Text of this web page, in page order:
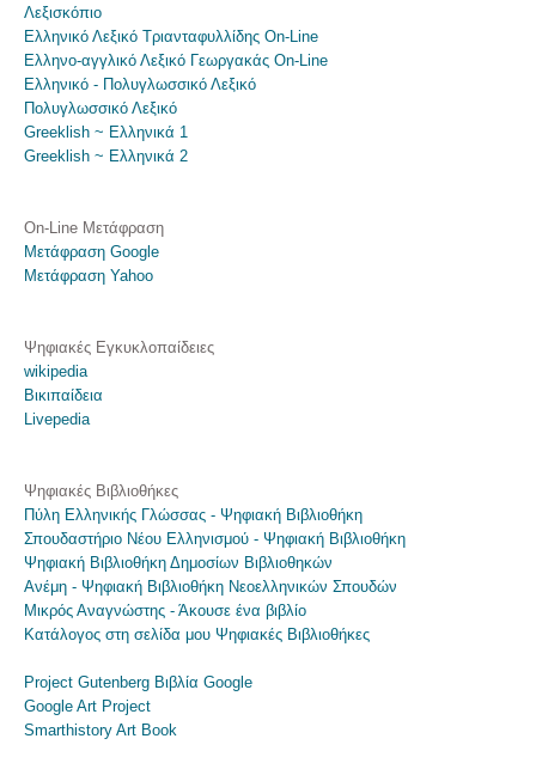
Λεξισκόπιο
Ελληνικό Λεξικό Τριανταφυλλίδης On-Line
Ελληνο-αγγλικό Λεξικό Γεωργακάς On-Line
Ελληνικό - Πολυγλωσσικό Λεξικό
Πολυγλωσσικό Λεξικό
Greeklish ~ Ελληνικά 1
Greeklish ~ Ελληνικά 2
On-Line Μετάφραση
Μετάφραση Google
Μετάφραση Yahoo
Ψηφιακές Εγκυκλοπαίδειες
wikipedia
Βικιπαίδεια
Livepedia
Ψηφιακές Βιβλιοθήκες
Πύλη Ελληνικής Γλώσσας - Ψηφιακή Βιβλιοθήκη
Σπουδαστήριο Νέου Ελληνισμού - Ψηφιακή Βιβλιοθήκη
Ψηφιακή Βιβλιοθήκη Δημοσίων Βιβλιοθηκών
Ανέμη - Ψηφιακή Βιβλιοθήκη Νεοελληνικών Σπουδών
Μικρός Αναγνώστης - Άκουσε ένα βιβλίο
Κατάλογος στη σελίδα μου Ψηφιακές Βιβλιοθήκες
Project Gutenberg Βιβλία Google
Google Art Project
Smarthistory Art Book